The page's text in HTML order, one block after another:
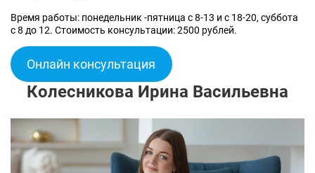
Время работы: понедельник -пятница с 8-13 и с 18-20, суббота
с 8 до 12. Стоимость консультации: 2500 рублей.
Онлайн консультация
Колесникова Ирина Васильевна